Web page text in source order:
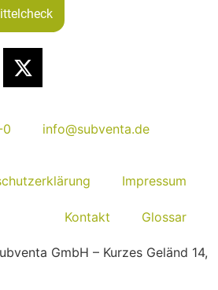
info@subventa.de
Impressum
Kontakt Glossar
GmbH – Kurzes Geländ 14,